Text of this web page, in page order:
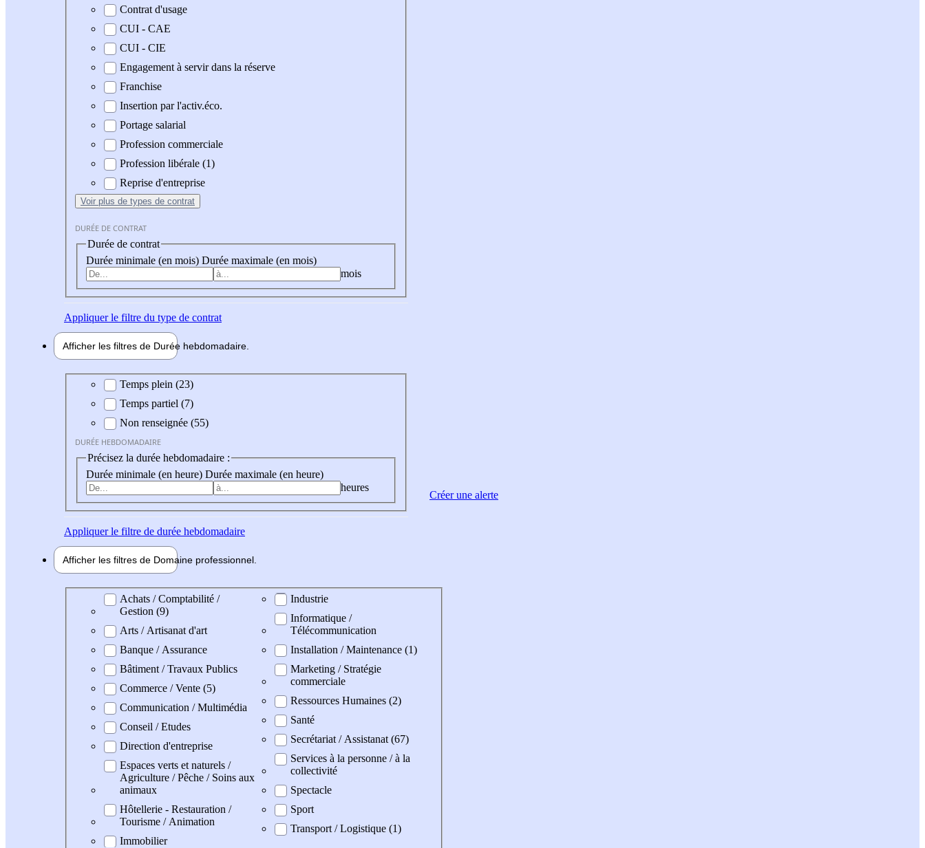
Contrat d'usage
CUI - CAE
CUI - CIE
Engagement à servir dans la réserve
Franchise
Insertion par l'activ.éco.
Portage salarial
Profession commerciale
Profession libérale (1)
Reprise d'entreprise
Voir plus de types de contrat
DURÉE DE CONTRAT
Durée de contrat
Durée minimale (en mois) Durée maximale (en mois)
mois
Appliquerle filtre du type de contrat
Afficher les filtres de Durée hebdomadaire
Durée hebdomadaire
Temps plein (23)
Temps partiel (7)
Non renseignée (55)
DURÉE HEBDOMADAIRE
Précisez la durée hebdomadaire :
Durée minimale (en heure) Durée maximale (en heure)
heures
Appliquerle filtre de durée hebdomadaire
Afficher les filtres de Domaine professionnel
Domaine professionel
Achats / Comptabilité /
Gestion (9)
Arts / Artisanat d'art
Banque / Assurance
Bâtiment / Travaux Publics
Commerce / Vente (5)
Communication / Multimédia
Conseil / Etudes
Direction d'entreprise
Espaces verts et naturels /
Agriculture / Pêche / Soins aux
animaux
Hôtellerie - Restauration /
Tourisme / Animation
Immobilier
Industrie
Informatique /
Télécommunication
Installation / Maintenance (1)
Marketing / Stratégie
commerciale
Ressources Humaines (2)
Santé
Secrétariat / Assistanat (67)
Services à la personne / à la
collectivité
Spectacle
Sport
Transport / Logistique (1)
Créer une alerte